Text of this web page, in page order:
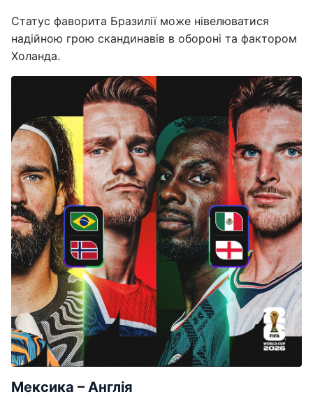
Статус фаворита Бразилії може нівелюватися
надійною грою скандинавів в обороні та фактором
Холанда.
Мексика – Англія